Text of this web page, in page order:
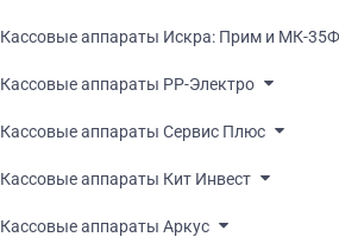
Кассовые аппараты Искра: Прим и МК-35Ф
Кассовые аппараты РР-Электро
Кассовые аппараты Сервис Плюс
Кассовые аппараты Кит Инвест
Кассовые аппараты Аркус